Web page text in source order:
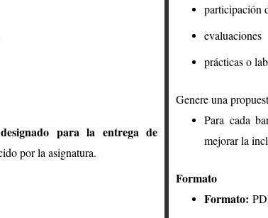
para la entrega de
por la asignatura.
participación
evaluaciones
prácticas o
Genere una
Para cada
mejorar la
Formato
Formato: